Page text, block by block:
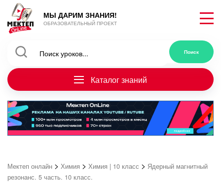
МЫ ДАРИМ ЗНАНИЯ!
ОБРАЗОВАТЕЛЬНЫЙ ПРОЕКТ
Каталог знаний
Мектеп онлайн > Химия > Химия | 10 класс > Ядерный магнитный
резонанс. 5 часть. 10 класс.